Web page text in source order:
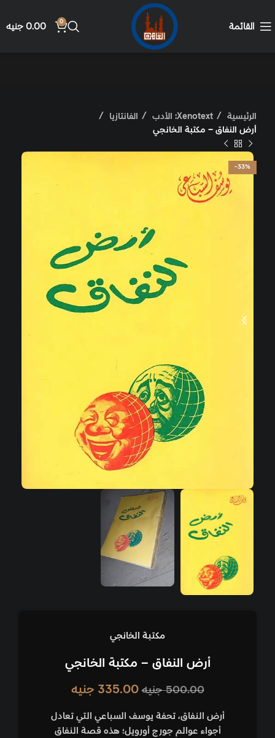
القائمة 0
0.00 جنيه
الرئيسية Xenotext: الأدب
الفانتازيا
أرض النفاق – مكتبة الخانجي
-33%
مكتبة الخانجي
أرض النفاق – مكتبة الخانجي
500.00 جنيه 335.00 جنيه
أرض النفاق، تحفة يوسف السباعي التي تعادل
أجواء عوالم جورج أورويل؛ هذه قصة النفاق